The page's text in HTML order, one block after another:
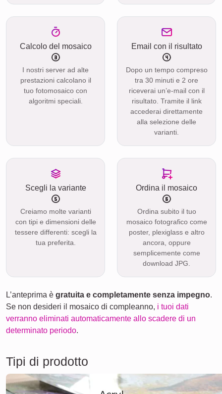
Calcolo del mosaico
I nostri server ad alte
prestazioni calcolano il
tuo fotomosaico con
algoritmi speciali.
Email con il risultato
Dopo un tempo compreso
tra 30 minuti e 2 ore
riceverai un’e-mail con il
risultato. Tramite il link
accederai direttamente
alla selezione delle
varianti.
Scegli la variante
Creiamo molte varianti
con tipi e dimensioni delle
tessere differenti: scegli la
tua preferita.
Ordina il mosaico
Ordina subito il tuo
mosaico fotografico come
poster, plexiglass e altro
ancora, oppure
semplicemente come
download JPG.
L’anteprima è gratuita e completamente senza impegno.
Se non desideri il mosaico di compleanno, i tuoi dati
verranno eliminati automaticamente allo scadere di un
determinato periodo.
Tipi di prodotto